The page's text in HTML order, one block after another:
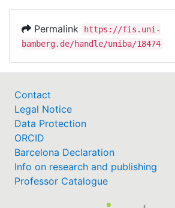
Permalink
https://fis.uni-
bamberg.de/handle/uniba/18474
Contact
Legal Notice
Data Protection
ORCID
Barcelona Declaration
Info on research and publishing
Professor Catalogue